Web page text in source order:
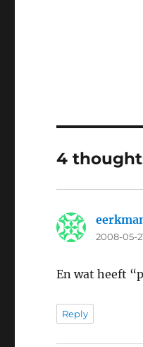
4
2008-05-
En wat heeft
Reply